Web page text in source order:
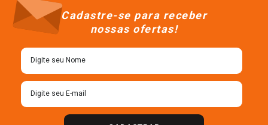
Cadastre-se para receber
nossas ofertas!